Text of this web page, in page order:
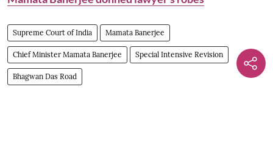
Supreme Court of India Mamata Banerjee
Chief Minister Mamata Banerjee Special Intensive Revision
Bhagwan Das Road